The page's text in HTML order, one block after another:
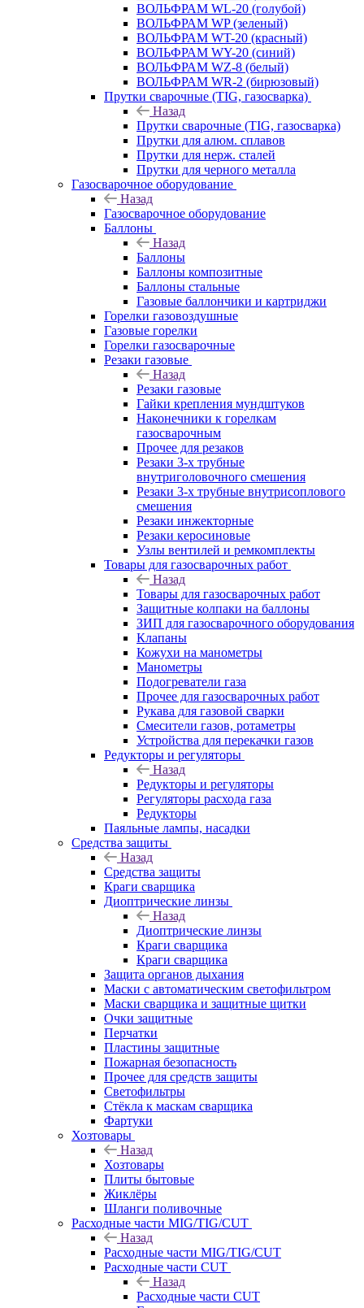
ВОЛЬФРАМ WL-20 (голубой)
ВОЛЬФРАМ WP (зеленый)
ВОЛЬФРАМ WT-20 (красный)
ВОЛЬФРАМ WY-20 (синий)
ВОЛЬФРАМ WZ-8 (белый)
ВОЛЬФРАМ WR-2 (бирюзовый)
Прутки сварочные (TIG, газосварка)
Назад
Прутки сварочные (TIG, газосварка)
Прутки для алюм. сплавов
Прутки для нерж. сталей
Прутки для черного металла
Газосварочное оборудование
Назад
Газосварочное оборудование
Баллоны
Назад
Баллоны
Баллоны композитные
Баллоны стальные
Газовые баллончики и картриджи
Горелки газовоздушные
Газовые горелки
Горелки газосварочные
Резаки газовые
Назад
Резаки газовые
Гайки крепления мундштуков
Наконечники к горелкам
газосварочным
Прочее для резаков
Резаки 3-х трубные
внутриголовочного смешения
Резаки 3-х трубные внутрисоплового
смешения
Резаки инжекторные
Резаки керосиновые
Узлы вентилей и ремкомплекты
Товары для газосварочных работ
Назад
Товары для газосварочных работ
Защитные колпаки на баллоны
ЗИП для газосварочного оборудования
Клапаны
Кожухи на манометры
Манометры
Подогреватели газа
Прочее для газосварочных работ
Рукава для газовой сварки
Смесители газов, ротаметры
Устройства для перекачки газов
Редукторы и регуляторы
Назад
Редукторы и регуляторы
Регуляторы расхода газа
Редукторы
Паяльные лампы, насадки
Средства защиты
Назад
Средства защиты
Краги сварщика
Диоптрические линзы
Назад
Диоптрические линзы
Краги сварщика
Краги сварщика
Защита органов дыхания
Маски с автоматическим светофильтром
Маски сварщика и защитные щитки
Очки защитные
Перчатки
Пластины защитные
Пожарная безопасность
Прочее для средств защиты
Светофильтры
Стёкла к маскам сварщика
Фартуки
Хозтовары
Назад
Хозтовары
Плиты бытовые
Жиклёры
Шланги поливочные
Расходные части MIG/TIG/CUT
Назад
Расходные части MIG/TIG/CUT
Расходные части CUT
Назад
Расходные части CUT